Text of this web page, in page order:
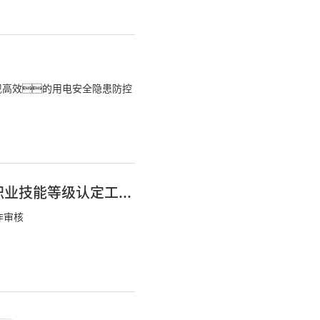
效的用电安全隐患防控
热烈祝贺必一·运动(B-Sports)科技通过开展职业技能等级认定工作审核
审核